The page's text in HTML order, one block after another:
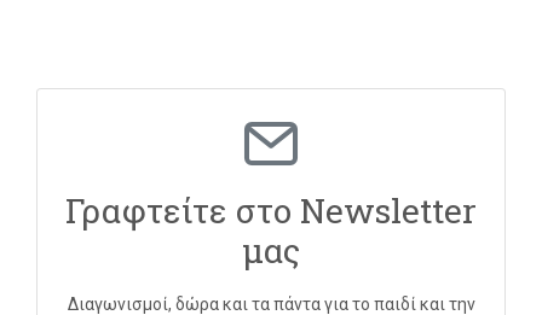
Γραφτείτε στο Newsletter
μας
Διαγωνισμοί, δώρα και τα πάντα για το παιδί και την